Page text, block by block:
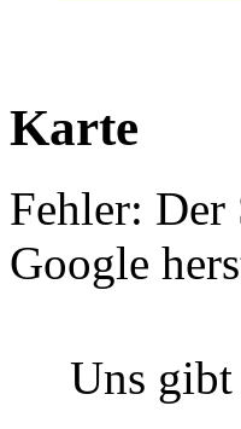
Karte
Fehler:
Google
Uns gibt